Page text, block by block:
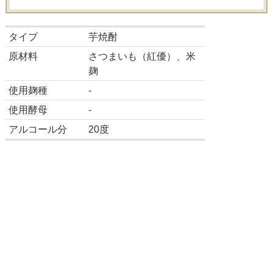
タイプ
芋焼酎
原材料
さつまいも（紅優）、米
麹
使用麹種
-
使用酵母
-
アルコール分
20度